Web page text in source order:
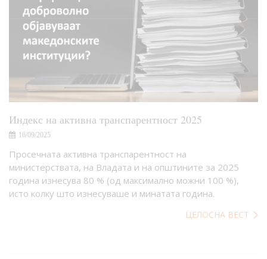
Индекс на активна транспарентност 2025
16/09/2025
Просечната активна транспарентност на
министерствата, на Владата и на општините за 2025
година изнесува 80 % (од максимално можни 100 %),
исто колку што изнесуваше и минатата година.
ЦЕЛОСНА ВЕСТ